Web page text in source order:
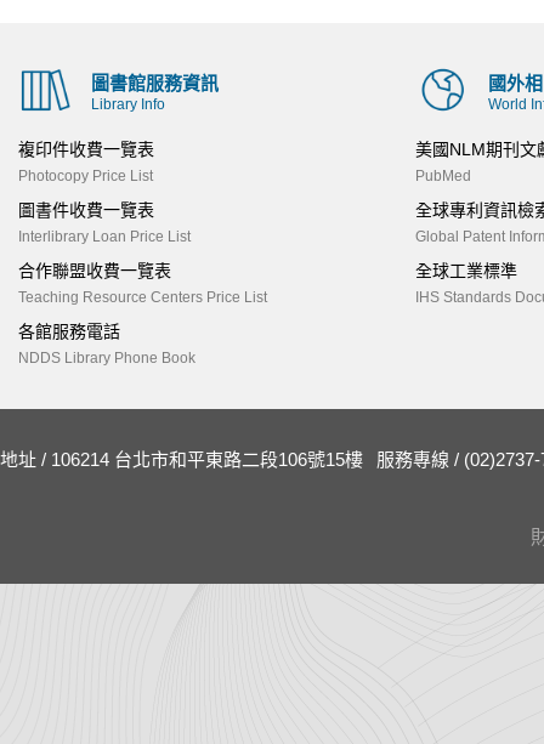
圖書館服務資訊
Library Info
複印件收費一覽表
Photocopy Price List
圖書件收費一覽表
Interlibrary Loan Price List
合作聯盟收費一覽表
Teaching Resource Centers Price List
各館服務電話
NDDS Library Phone Book
國外
World
美國NLM期刊文
PubMed
全球專利資訊檢
Global Patent
全球工業標準
IHS Standards
地址 / 106214 台北市和平東路二段106號15樓 服務專線 / (02)2737-